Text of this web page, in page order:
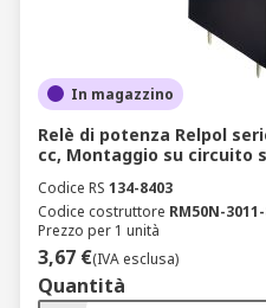
In magazzino
Relè di potenza Relpol
cc, Montaggio su circuito
Codice RS 134-8403
Codice costruttore RM50N-
Prezzo per 1 unità
3,67 €(IVA esclusa)
Quantità